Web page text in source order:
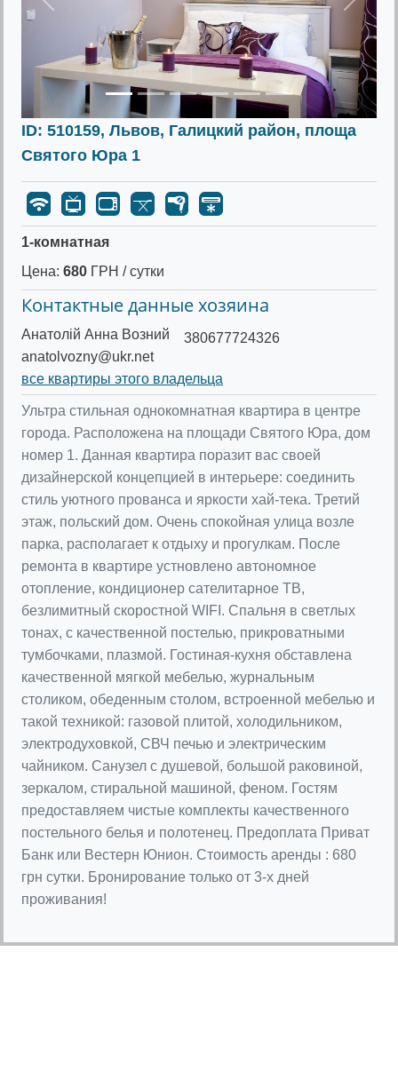
Предыдущее
ID: 510159, Львов, Галицкий район, площа
Святого Юра 1
1-комнатная
Цена: 680 ГРН / сутки
Контактные данные хозяина
Анатолій Анна Возний
anatolvozny@ukr.net
380677724326
все квартиры этого владельца
Ультра стильная однокомнатная квартира в центре
города. Расположена на площади Святого Юра, дом
номер 1. Данная квартира поразит вас своей
дизайнерской концепцией в интерьере: соединить
стиль уютного прованса и яркости хай-тека. Третий
этаж, польский дом. Очень спокойная улица возле
парка, располагает к отдыху и прогулкам. После
ремонта в квартире устновлено автономное
отопление, кондиционер сателитарное ТВ,
безлимитный скоростной WIFI. Спальня в светлых
тонах, с качественной постелью, прикроватными
тумбочками, плазмой. Гостиная-кухня обставлена
качественной мягкой мебелью, журнальным
столиком, обеденным столом, встроенной мебелью и
такой техникой: газовой плитой, холодильником,
электродуховкой, СВЧ печью и электрическим
чайником. Санузел с душевой, большой раковиной,
зеркалом, стиральной машиной, феном. Гостям
предоставляем чистые комплекты качественного
постельного белья и полотенец. Предоплата Приват
Банк или Вестерн Юнион. Стоимость аренды : 680
грн сутки. Бронирование только от 3-х дней
проживания!